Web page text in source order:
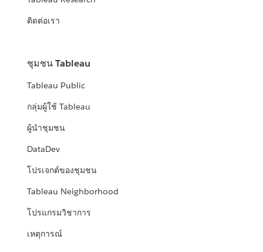
ติดต่อเรา
ชุมชน Tableau
Tableau Public
กลุ่มผู้ใช้ Tableau
ผู้นำชุมชน
DataDev
โปรเจกต์ของชุมชน
Tableau Neighborhood
โปรแกรมวิชาการ
เหตุการณ์